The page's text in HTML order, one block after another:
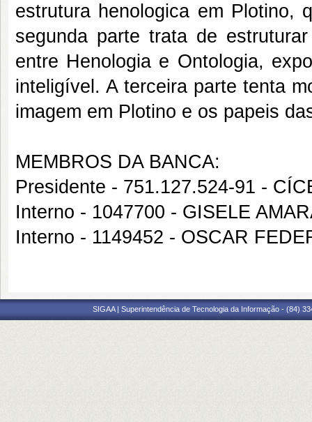
estrutura henologica em Plotino,
segunda parte trata de
entre Henologia e Ontologia,
inteligível. A terceira parte tenta
imagem em Plotino e os papeis
MEMBROS DA BANCA:
Presidente - 751.127.524-91 -
Interno - 1047700 - GISELE
Interno - 1149452 - OSCAR
SIGAA | Superintendência de Tecnologia da Informação - (84)